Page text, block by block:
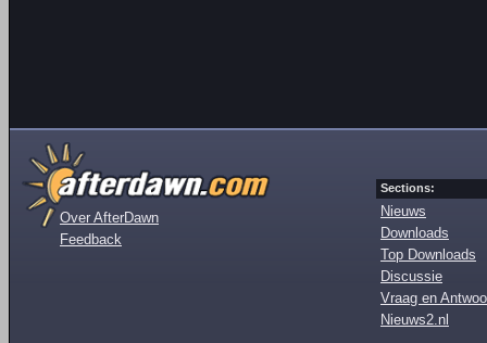
Over AfterDawn
Feedback
Sections:
Nieuws
Downloads
Top Downloads
Discussie
Vraag en
Nieuws2.nl